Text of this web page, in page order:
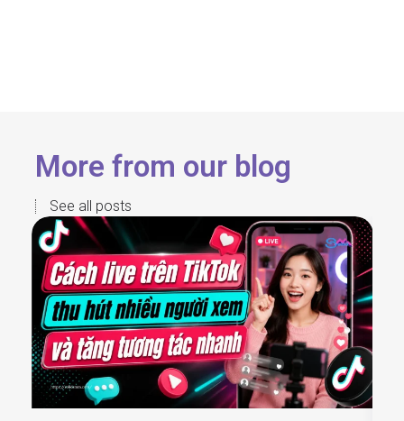
More from our blog
See all posts